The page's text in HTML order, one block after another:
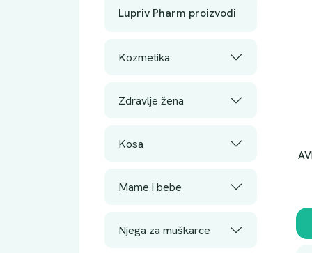
Lupriv Pharm proizvodi
Kozmetika
Zdravlje žena
Kosa
Mame i bebe
Njega za muškarce